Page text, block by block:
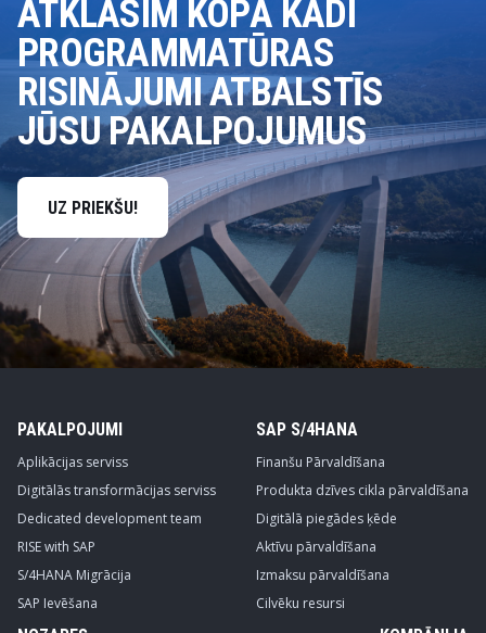
ATKLĀSIM KOPĀ KĀDI
PROGRAMMATŪRAS
RISINĀJUMI ATBALSTĪS
JŪSU PAKALPOJUMUS
UZ PRIEKŠU!
PAKALPOJUMI
Aplikācijas serviss
Digitālās transformācijas serviss
Dedicated development team
RISE with SAP
S/4HANA Migrācija
SAP Ievēšana
SAP S/4HANA
Finanšu Pārvaldīšana
Produkta dzīves cikla pārvaldīšana
Digitālā piegādes ķēde
Aktīvu pārvaldīšana
Izmaksu pārvaldīšana
Cilvēku resursi